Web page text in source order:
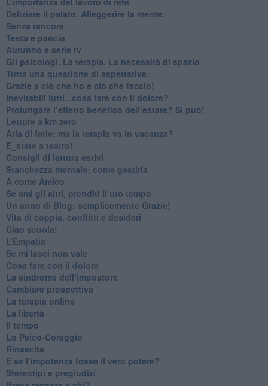
​Deliziare il palato. Alleggerire la mente.
​Senza rancore
​Testa e pancia
​Autunno e serie tv
​Gli psicologi. La terapia. La necessità di spazio
​Tutta una questione di aspettative.
​Grazie a ciò che ho e ciò che faccio!
​Inevitabili lutti...cosa fare con il dolore?
Prolungare l’effetto benefico dell’estate? Si può!
​Letture a km zero
​Aria di ferie: ma la terapia va in vacanza?
​E_state a teatro!
​Consigli di lettura estivi
​Stanchezza mentale: come gestirla
​A come Amico
​Se ami gli altri, prenditi il tuo tempo
​Un anno di Blog: semplicemente Grazie!
​Vita di coppia, conflitti e desideri
​Ciao scuola!
​L’Empatia
​Se mi lasci non vale
Cosa fare con il dolore
​La sindrome dell’impostore
​Cambiare prospettiva
La terapia online
La libertà
​Il tempo
​Lo Psico-Coraggio
Rinascita
​E se l’impotenza fosse il vero potere?
Stereotipi e pregiudizi